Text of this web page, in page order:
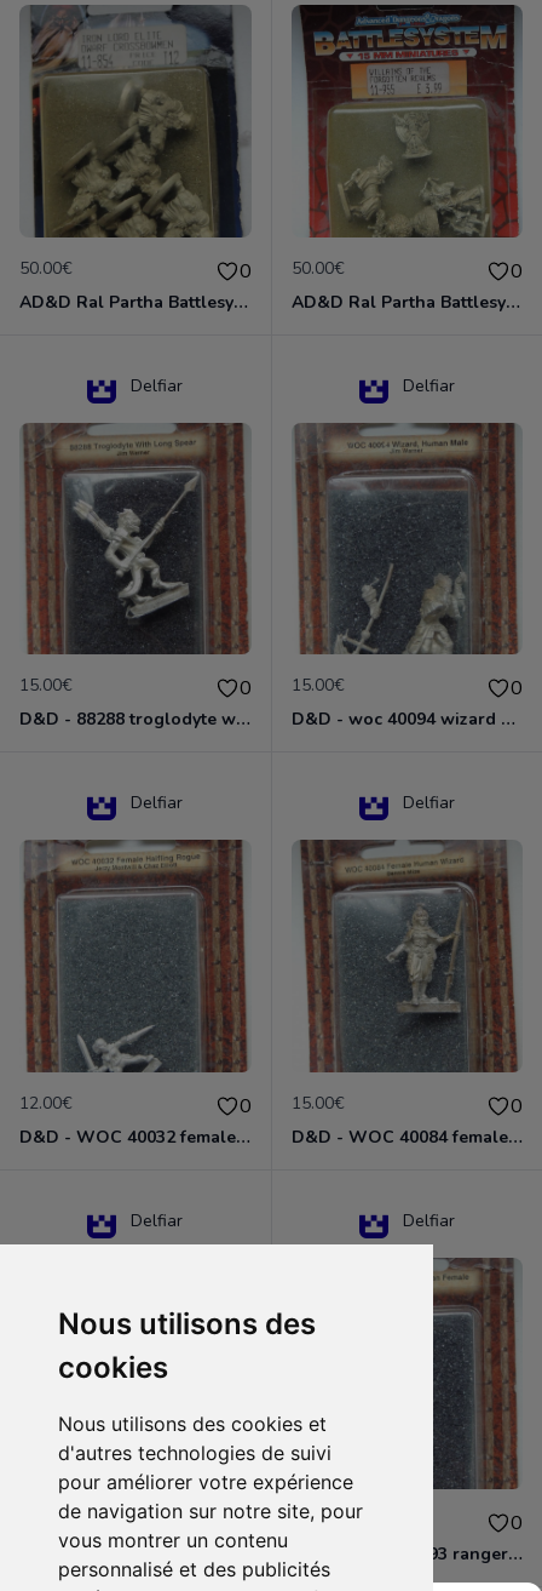
Nous utilisons des
cookies
Nous utilisons des cookies et
d'autres technologies de suivi
pour améliorer votre expérience
de navigation sur notre site, pour
vous montrer un contenu
personnalisé et des publicités
50.00€ 0
AD&D Ral Partha Battlesystem Miniatures Pack Iron Lord Dwarf Crossbowmen 11-854
50.00€ 0
AD&D Ral Partha Battlesystem Villains/Forgotten Realms 11-955 Miniatures
Delfiar
15.00€ 0
D&D - 88288 troglodyte with long Miniature - Donjons Dragons
Delfiar
15.00€ 0
D&D - woc 40094 wizard human male Miniature - Donjons Dragons
Delfiar
12.00€ 0
D&D - WOC 40032 female halfling rogue Miniature - Donjons Dragons
Delfiar
15.00€ 0
D&D - WOC 40084 female human wizard Miniature - Donjons Dragons
Delfiar
15.00€ 0
D&D - 88286 paladin human male Miniature - Donjons Dragons
Delfiar
12.00€ 0
D&D - WOC 40093 ranger human female Miniature - Donjons Dragons